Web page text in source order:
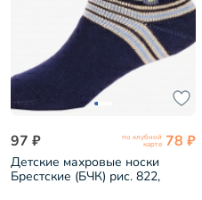
97 ₽ по клубной
карте 78 ₽
Детские махровые носки
Брестские (БЧК) рис. 822,